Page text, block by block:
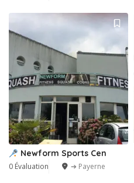
Newform Sports Cen
0 Évaluation ➔ Payerne